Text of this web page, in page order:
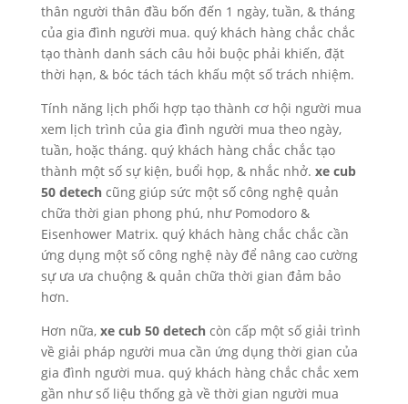
thân người thân đầu bốn đến 1 ngày, tuần, & tháng
của gia đình người mua. quý khách hàng chắc chắc
tạo thành danh sách câu hỏi buộc phải khiến, đặt
thời hạn, & bóc tách tách khấu một số trách nhiệm.
Tính năng lịch phối hợp tạo thành cơ hội người mua
xem lịch trình của gia đình người mua theo ngày,
tuần, hoặc tháng. quý khách hàng chắc chắc tạo
thành một số sự kiện, buổi họp, & nhắc nhở. xe cub
50 detechcũng giúp sức một số công nghệ quản
chữa thời gian phong phú, như Pomodoro &
Eisenhower Matrix. quý khách hàng chắc chắc cần
ứng dụng một số công nghệ này để nâng cao cường
sự ưa ưa chuộng & quản chữa thời gian đảm bảo
hơn.
Hơn nữa, xe cub 50 detechcòn cấp một số giải trình
về giải pháp người mua cần ứng dụng thời gian của
gia đình người mua. quý khách hàng chắc chắc xem
gần như số liệu thống gà về thời gian người mua